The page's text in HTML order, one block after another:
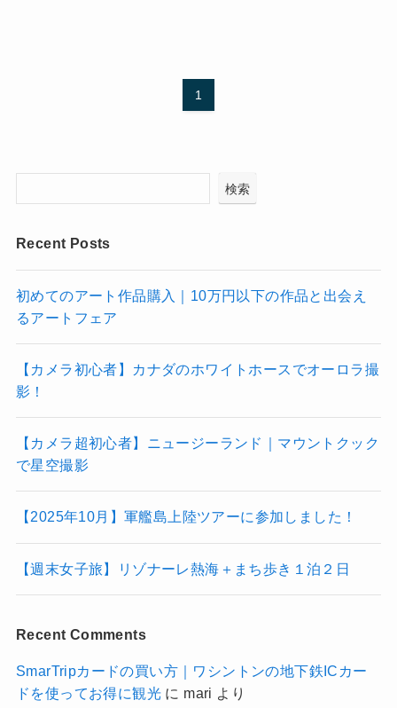
1
検索
Recent Posts
初めてのアート作品購入｜10万円以下の作品と出会え
るアートフェア
【カメラ初心者】カナダのホワイトホースでオーロラ撮
影！
【カメラ超初心者】ニュージーランド｜マウントクック
で星空撮影
【2025年10月】軍艦島上陸ツアーに参加しました！
【週末女子旅】リゾナーレ熱海＋まち歩き１泊２日
Recent Comments
SmarTripカードの買い方｜ワシントンの地下鉄ICカー
ドを使ってお得に観光に mari より